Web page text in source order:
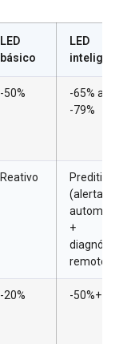
LED
básico
LED
inteligente
-50%
-65% a
-79%
Reativo
Preditivo
(alerta
automático
+
diagnóstico
remoto)
-20% -50%+